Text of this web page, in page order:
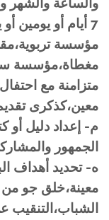
7 أيام أو يومين
مؤسسة
مغطاة،مؤسسة
متزامنة مع
معين،كذكرى
م- إعداد دليل أو
الجمهور
ه- تحديد أهداف
معينة،خلق جو
الشباب،التنقيب